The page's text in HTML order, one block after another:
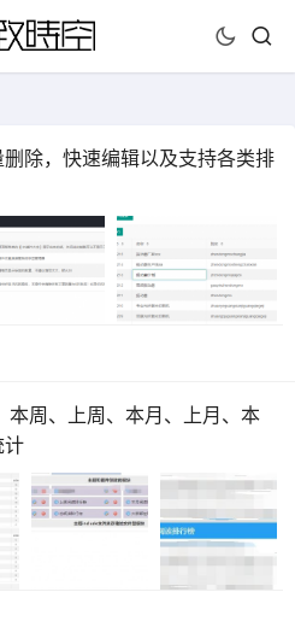
除，快速编辑以及支持各类排
本周、上周、本月、上月、本
计